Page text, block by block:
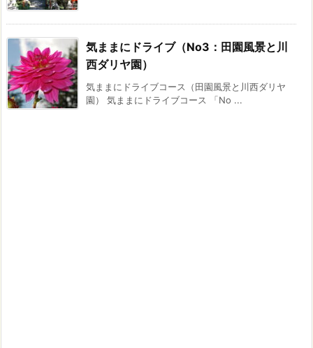
気ままにドライブ（No3：田園風景と川
西ダリヤ園）
気ままにドライブコース（田園風景と川西ダリヤ
園） 気ままにドライブコース 「No ...